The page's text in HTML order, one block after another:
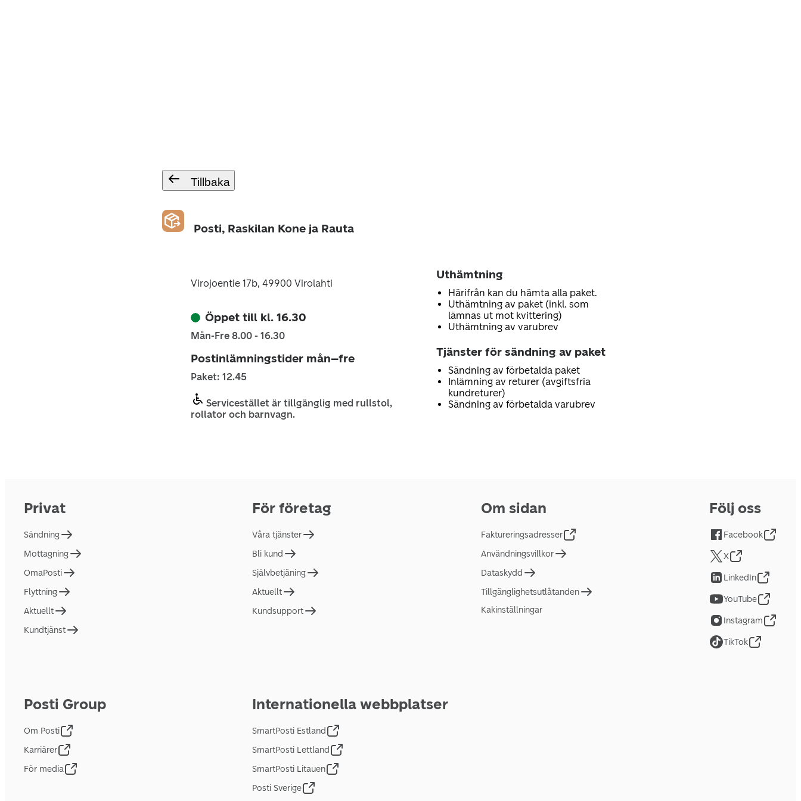
Tillbaka
Posti, Raskilan Kone ja Rauta
Virojoentie 17b, 49900 Virolahti
Öppet till kl. 16.30
Mån-Fre 8.00 - 16.30
Postinlämningstider mån–fre
Paket: 12.45
Servicestället är tillgänglig med rullstol,
rollator och barnvagn.
Uthämtning
Härifrån kan du hämta alla paket.
Uthämtning av paket (inkl. som
lämnas ut mot kvittering)
Uthämtning av varubrev
Tjänster för sändning av paket
Sändning av förbetalda paket
Inlämning av returer (avgiftsfria
kundreturer)
Sändning av förbetalda varubrev
Privat
Sändning
Mottagning
OmaPosti
Flyttning
Aktuellt
Kundtjänst
För företag
Våra tjänster
Bli kund
Självbetjäning
Aktuellt
Kundsupport
Om sidan
Faktureringsadresser
Användningsvillkor
Dataskydd
Tillgänglighetsutlåtanden
Kakinställningar
Posti Group
Om Posti
Karriärer
För media
Internationella webbplatser
SmartPosti Estland
SmartPosti Lettland
SmartPosti Litauen
Posti Sverige
Följ oss
Facebook
X
LinkedIn
YouTube
Instagram
TikTok